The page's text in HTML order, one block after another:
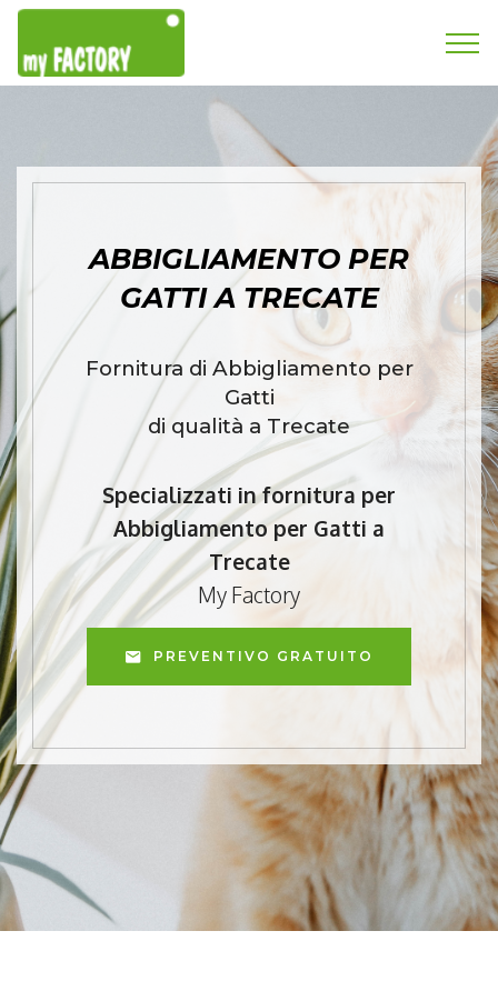
ABBIGLIAMENTO PER
GATTI A TRECATE
Fornitura di Abbigliamento per
Gatti
di qualità a Trecate
Specializzati in fornitura per
Abbigliamento per Gatti a
Trecate
My Factory
PREVENTIVO GRATUITO